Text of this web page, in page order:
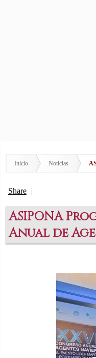
Inicio Noticias
Share |
ASIPONA
Anual de